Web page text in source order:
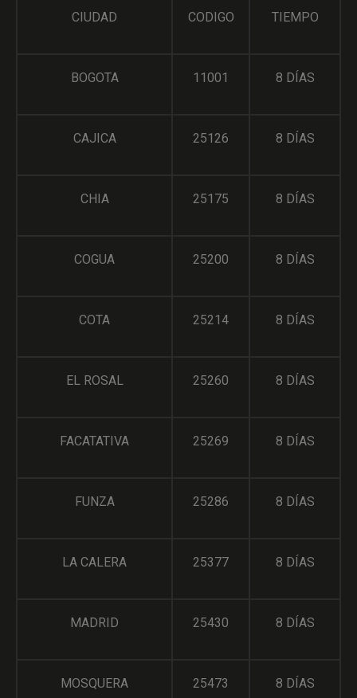
CIUDAD CODIGO TIEMPO
BOGOTA 11001 8 DÍAS
CAJICA 25126 8 DÍAS
CHIA 25175 8 DÍAS
COGUA 25200 8 DÍAS
COTA 25214 8 DÍAS
EL ROSAL 25260 8 DÍAS
FACATATIVA 25269 8 DÍAS
FUNZA 25286 8 DÍAS
LA CALERA 25377 8 DÍAS
MADRID 25430 8 DÍAS
MOSQUERA 25473 8 DÍAS